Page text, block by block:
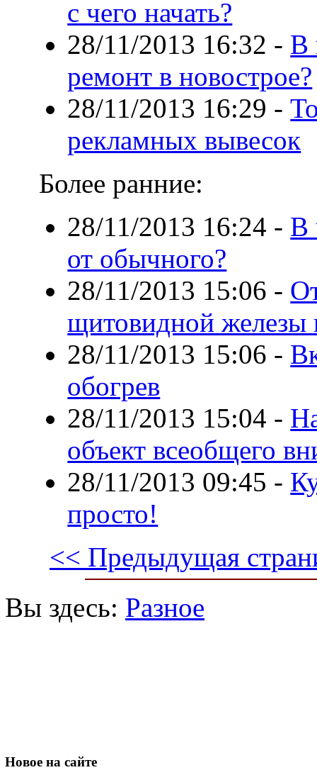
с чего начать?
28/11/2013 16:32 - В
ремонт в новострое?
28/11/2013 16:29 -
рекламных вывесок
Более ранние:
28/11/2013 16:24 - В
от обычного?
28/11/2013 15:06 -
щитовидной железы
28/11/2013 15:06 -
обогрев
28/11/2013 15:04 -
объект всеобщего
28/11/2013 09:45 -
просто!
<< Предыдущая
Вы здесь: Разное
Новое на сайте